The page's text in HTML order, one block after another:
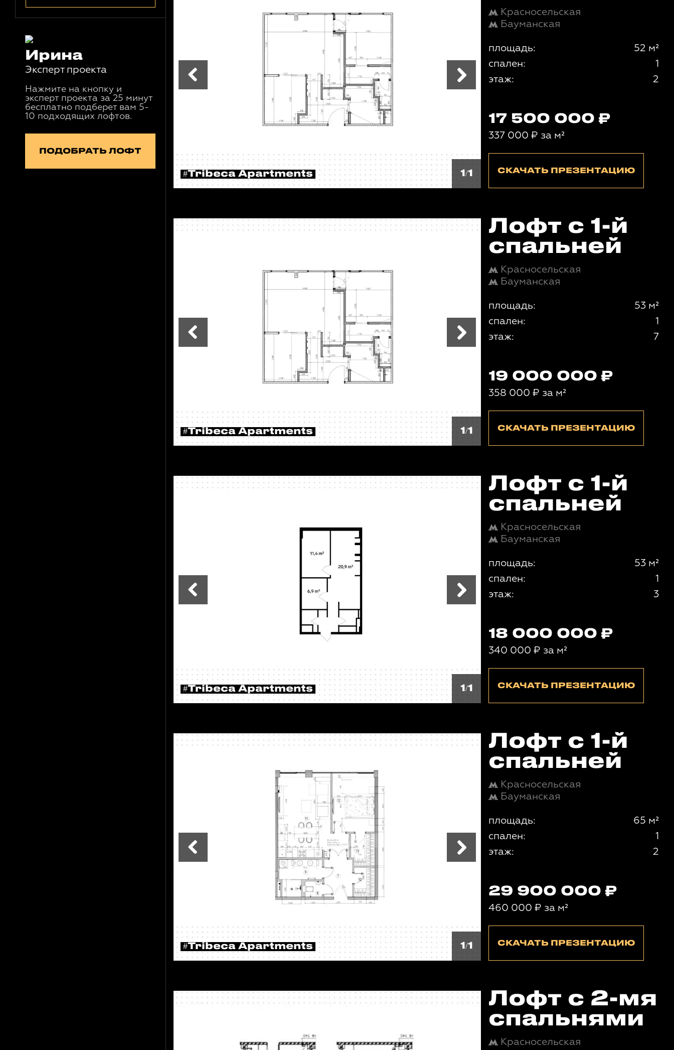
Ирина
Эксперт проекта
Нажмите на кнопку и
эксперт проекта за 25 минут
бесплатно подберет вам 5-
10 подходящих лофтов.
ПОДОБРАТЬ ЛОФТ
#Tribeca Apartments 1/1
Красносельская
Бауманская
площадь:
52 м²
спален:
1
этаж:
2
17 500 000
337 000 ₽ за м²
СКАЧАТЬ ПРЕЗЕНТАЦИЮ
#Tribeca Apartments 1/1
Лофт с 1-й
спальней
Красносельская
Бауманская
площадь:
53 м²
спален:
1
этаж:
7
19 000 000
358 000 ₽ за м²
СКАЧАТЬ ПРЕЗЕНТАЦИЮ
#Tribeca Apartments 1/1
Лофт с 1-й
спальней
Красносельская
Бауманская
площадь:
53 м²
спален:
1
этаж:
3
18 000 000
340 000 ₽ за м²
СКАЧАТЬ ПРЕЗЕНТАЦИЮ
#Tribeca Apartments 1/1
Лофт с 1-й
спальней
Красносельская
Бауманская
площадь:
65 м²
спален:
1
этаж:
2
29 900 000
460 000 ₽ за м²
СКАЧАТЬ ПРЕЗЕНТАЦИЮ
Лофт с 2-мя
спальнями
Красносельская